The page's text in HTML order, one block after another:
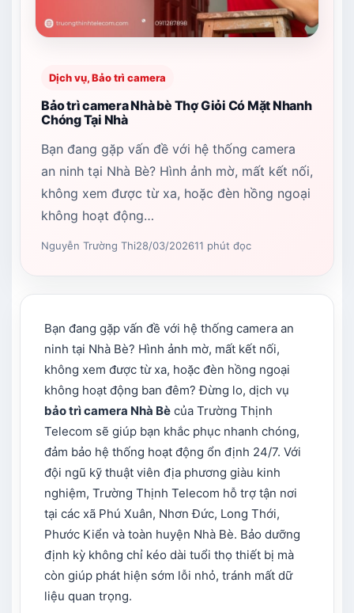
Dịch vụ, Bảo trì camera
Bảo trì camera Nhà bè Thợ Giỏi Có Mặt Nhanh
Chóng Tại Nhà
Bạn đang gặp vấn đề với hệ thống camera
an ninh tại Nhà Bè? Hình ảnh mờ, mất kết nối,
không xem được từ xa, hoặc đèn hồng ngoại
không hoạt động…
Nguyễn Trường Thi28/03/202611 phút đọc
Bạn đang gặp vấn đề với hệ thống camera an
ninh tại Nhà Bè? Hình ảnh mờ, mất kết nối,
không xem được từ xa, hoặc đèn hồng ngoại
không hoạt động ban đêm? Đừng lo, dịch vụ
bảo trì camera Nhà Bè của Trường Thịnh
Telecom sẽ giúp bạn khắc phục nhanh chóng,
đảm bảo hệ thống hoạt động ổn định 24/7. Với
đội ngũ kỹ thuật viên địa phương giàu kinh
nghiệm, Trường Thịnh Telecom hỗ trợ tận nơi
tại các xã Phú Xuân, Nhơn Đức, Long Thới,
Phước Kiển và toàn huyện Nhà Bè. Bảo dưỡng
định kỳ không chỉ kéo dài tuổi thọ thiết bị mà
còn giúp phát hiện sớm lỗi nhỏ, tránh mất dữ
liệu quan trọng.